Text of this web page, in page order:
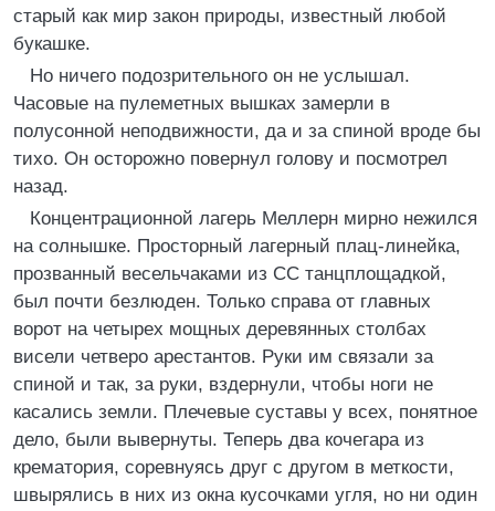
старый как мир закон природы, известный любой
букашке.
Но ничего подозрительного он не услышал.
Часовые на пулеметных вышках замерли в
полусонной неподвижности, да и за спиной вроде бы
тихо. Он осторожно повернул голову и посмотрел
назад.
Концентрационной лагерь Меллерн мирно нежился
на солнышке. Просторный лагерный плац-линейка,
прозванный весельчаками из СС танцплощадкой,
был почти безлюден. Только справа от главных
ворот на четырех мощных деревянных столбах
висели четверо арестантов. Руки им связали за
спиной и так, за руки, вздернули, чтобы ноги не
касались земли. Плечевые суставы у всех, понятное
дело, были вывернуты. Теперь два кочегара из
крематория, соревнуясь друг с другом в меткости,
швырялись в них из окна кусочками угля, но ни один